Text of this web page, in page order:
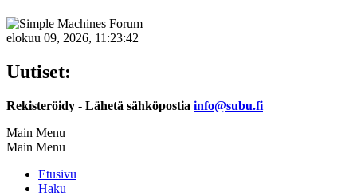
elokuu 09, 2026, 11:23:42
Uutiset:
Rekisteröidy - Lähetä sähköpostia info@subu.fi
Main Menu
Main Menu
Etusivu
Haku